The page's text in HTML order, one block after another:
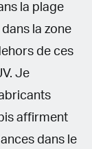
la plage
la zone
de ces
Je
affirment
dans le